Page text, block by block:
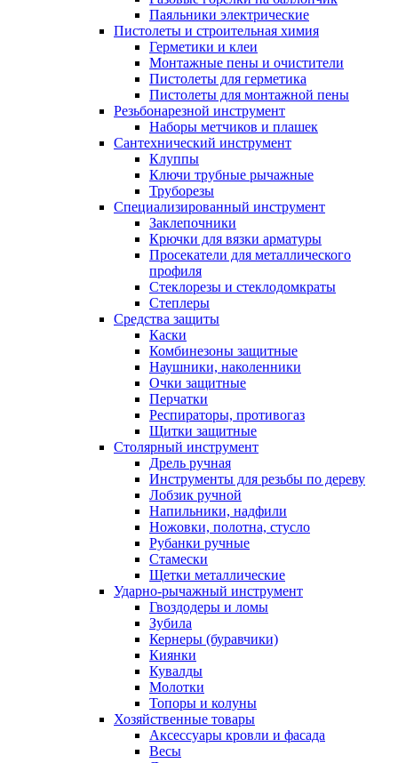
Паяльники электрические
Пистолеты и строительная химия
Герметики и клеи
Монтажные пены и очистители
Пистолеты для герметика
Пистолеты для монтажной пены
Резьбонарезной инструмент
Наборы метчиков и плашек
Сантехнический инструмент
Клуппы
Ключи трубные рычажные
Труборезы
Специализированный инструмент
Заклепочники
Крючки для вязки арматуры
Просекатели для металлического
профиля
Стеклорезы и стеклодомкраты
Степлеры
Средства защиты
Каски
Комбинезоны защитные
Наушники, наколенники
Очки защитные
Перчатки
Респираторы, противогаз
Щитки защитные
Столярный инструмент
Дрель ручная
Инструменты для резьбы по дереву
Лобзик ручной
Напильники, надфили
Ножовки, полотна, стусло
Рубанки ручные
Стамески
Щетки металлические
Ударно-рычажный инструмент
Гвоздодеры и ломы
Зубила
Кернеры (буравчики)
Киянки
Кувалды
Молотки
Топоры и колуны
Хозяйственные товары
Аксессуары кровли и фасада
Весы